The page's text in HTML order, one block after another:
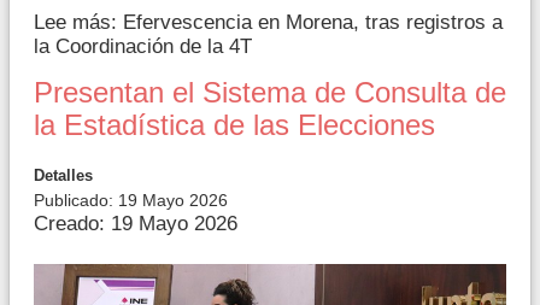
Lee más: Efervescencia en Morena, tras registros a
la Coordinación de la 4T
Presentan el Sistema de Consulta de
la Estadística de las Elecciones
Detalles
Publicado: 19 Mayo 2026
Creado: 19 Mayo 2026